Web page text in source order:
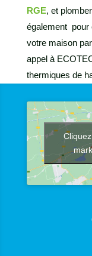
RGE, et
également pour
votre maison
appel à
thermiques de